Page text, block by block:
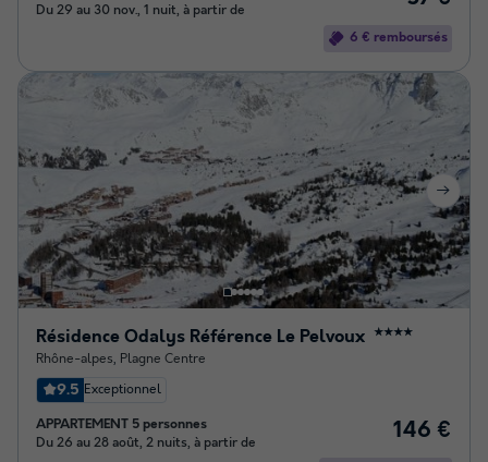
Du 29 au 30 nov., 1 nuit, à partir de
6 € remboursés
Résidence Odalys Référence Le Pelvoux ★★★★
Rhône-alpes, Plagne Centre
9.5 Exceptionnel
APPARTEMENT 5 personnes
Du 26 au 28 août, 2 nuits, à partir de
146 €